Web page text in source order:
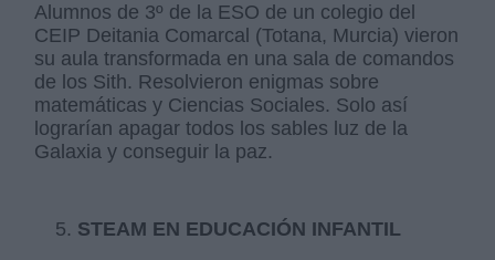
Alumnos de 3º de la ESO de un colegio del
CEIP Deitania Comarcal (Totana, Murcia) vieron
su aula transformada en una sala de comandos
de los Sith. Resolvieron enigmas sobre
matemáticas y Ciencias Sociales. Solo así
lograrían apagar todos los sables luz de la
Galaxia y conseguir la paz.
STEAM EN EDUCACIÓN INFANTIL